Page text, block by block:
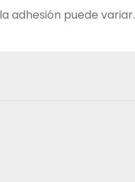
adhesión puede variar.